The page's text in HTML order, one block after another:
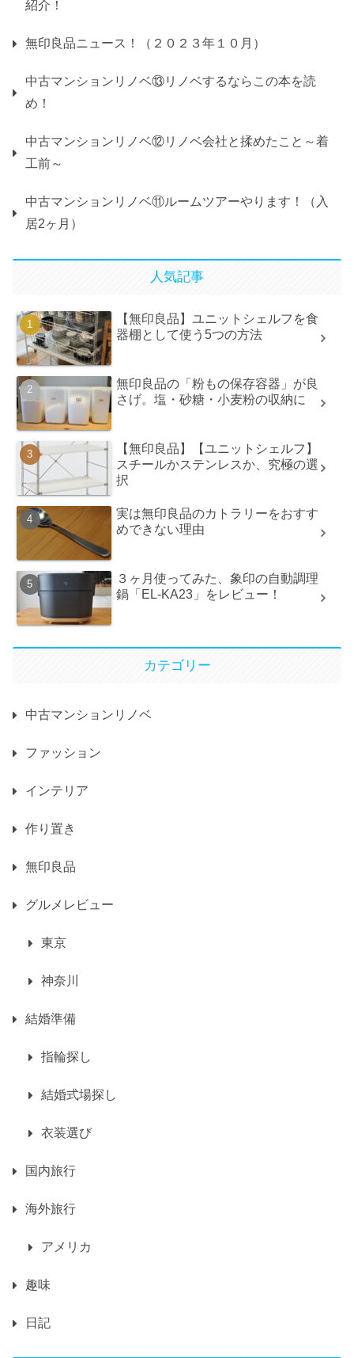
紹介！
無印良品ニュース！（２０２３年１０月）
中古マンションリノベ⑬リノベするならこの本を読
め！
中古マンションリノベ⑫リノベ会社と揉めたこと～着
工前～
中古マンションリノベ⑪ルームツアーやります！（入
居2ヶ月）
人気記事
【無印良品】ユニットシェルフを食
器棚として使う5つの方法
無印良品の「粉もの保存容器」が良
さげ。塩・砂糖・小麦粉の収納に
【無印良品】【ユニットシェルフ】
スチールかステンレスか、究極の選
択
実は無印良品のカトラリーをおすす
めできない理由
３ヶ月使ってみた、象印の自動調理
鍋「EL-KA23」をレビュー！
カテゴリー
中古マンションリノベ
ファッション
インテリア
作り置き
無印良品
グルメレビュー
東京
神奈川
結婚準備
指輪探し
結婚式場探し
衣装選び
国内旅行
海外旅行
アメリカ
趣味
日記